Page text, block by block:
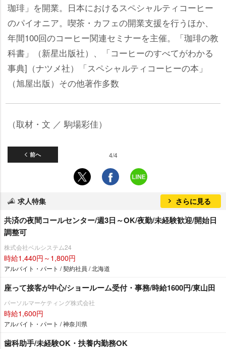
珈琲」を開業。日本におけるスペシャルティコーヒー
のパイオニア。喫茶・カフェの開業支援を行うほか、
年間100回のコーヒー関連セミナーを主催。「珈琲の教
科書」（新星出版社）、「コーヒーのすべてがわかる
事典]（ナツメ社）「スペシャルティコーヒーの本」
（旭屋出版）その他著作多数
（取材・文 ／ 駒場彩佳）
前へ 4/4
求人特集 さらに見る
共済の夜間コールセンター/週3日～OK/夜勤/未経験歓迎/開始日
調整可
株式会社ベルシステム24
時給1,440円～1,800円
アルバイト・パート / 契約社員 / 北海道
座って接客が中心/ショールーム受付・事務/時給1600円/東山田
パーソルマーケティング株式会社
時給1,600円
アルバイト・パート / 神奈川県
歯科助手/未経験OK・扶養内勤務OK